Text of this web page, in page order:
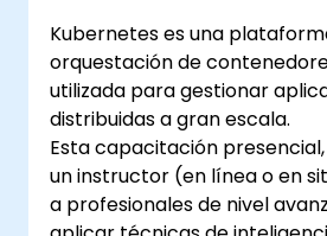
Kubernetes es una
orquestación de
utilizada para gestionar
distribuidas a gran escala.
Esta capacitación
un instructor (en línea o en
a profesionales de nivel